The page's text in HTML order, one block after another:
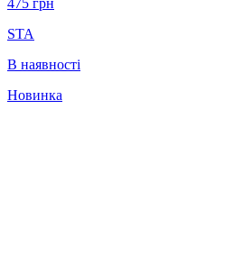
STA
В наявності
Новинка